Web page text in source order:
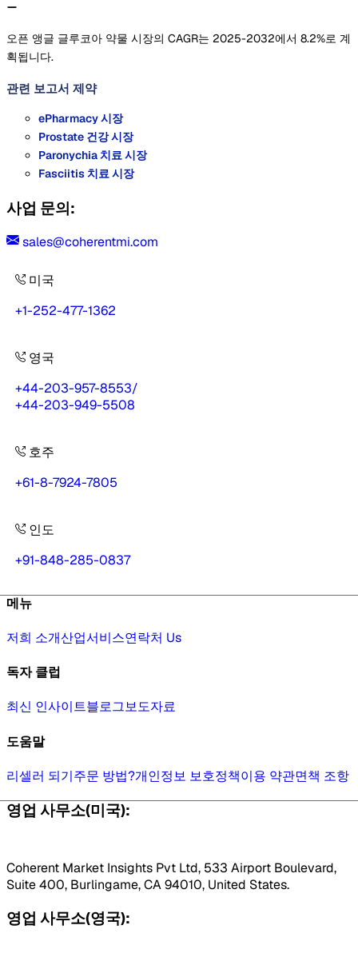
오픈 앵글 글루코아 약물 시장의 CAGR는 2025-2032에서 8.2%로 계
획됩니다.
관련 보고서 제약
ePharmacy 시장
Prostate 건강 시장
Paronychia 치료 시장
Fasciitis 치료 시장
사업 문의:
sales@coherentmi.com
미국
+1-252-477-1362
영국
+44-203-957-8553/
+44-203-949-5508
호주
+61-8-7924-7805
인도
+91-848-285-0837
메뉴
저희 소개산업서비스연락처 Us
독자 클럽
최신 인사이트블로그보도자료
도움말
리셀러 되기주문 방법?개인정보 보호정책이용 약관면책 조항
영업 사무소(미국):
Coherent Market Insights Pvt Ltd, 533 Airport Boulevard,
Suite 400, Burlingame, CA 94010, United States.
영업 사무소(영국):